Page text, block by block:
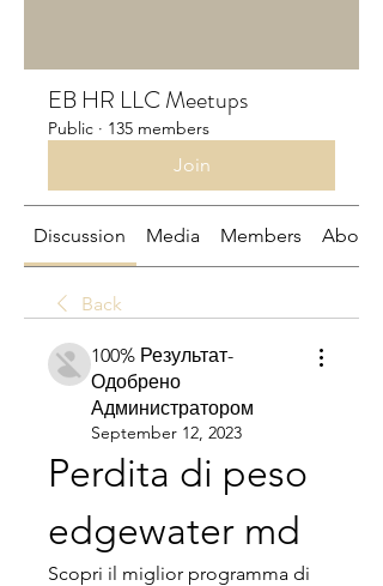
EB HR LLC Meetups
Public · 135 members
Join
Discussion Media Members About
Back
100% Результат-
Одобрено
Администратором
September 12, 2023
Perdita di peso
edgewater md
Scopri il miglior programma di